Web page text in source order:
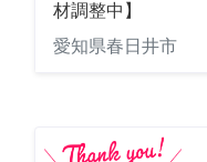
材調整中】
愛知県春日井市